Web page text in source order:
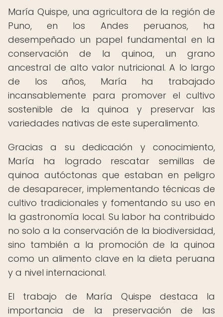
María Quispe, una agricultora de la región de
Puno, en los Andes peruanos, ha
desempeñado un papel fundamental en la
conservación de la quinoa, un grano
ancestral de alto valor nutricional. A lo largo
de los años, María ha trabajado
incansablemente para promover el cultivo
sostenible de la quinoa y preservar las
variedades nativas de este superalimento.
Gracias a su dedicación y conocimiento,
María ha logrado rescatar semillas de
quinoa autóctonas que estaban en peligro
de desaparecer, implementando técnicas de
cultivo tradicionales y fomentando su uso en
la gastronomía local. Su labor ha contribuido
no solo a la conservación de la biodiversidad,
sino también a la promoción de la quinoa
como un alimento clave en la dieta peruana
y a nivel internacional.
El trabajo de María Quispe destaca la
importancia de la preservación de las